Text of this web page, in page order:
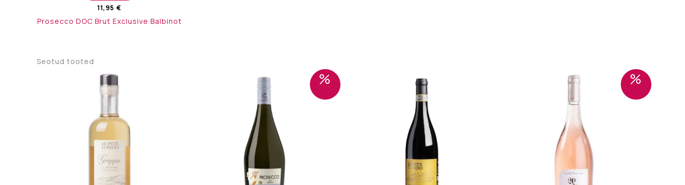
11,95 €
Prosecco DOC Brut Exclusive Balbinot
Seotud tooted
Sale! Sale!